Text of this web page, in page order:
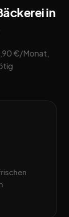
in
€/Monat,